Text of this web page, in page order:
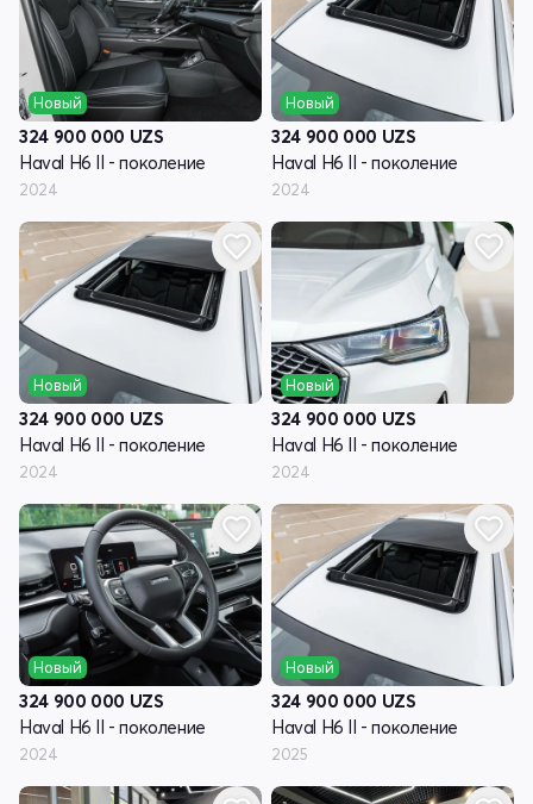
Новый
324 900 000 UZS
Haval H6 II - поколение
2024
Новый
324 900 000 UZS
Haval H6 II - поколение
2024
Новый
324 900 000 UZS
Haval H6 II - поколение
2024
Новый
324 900 000 UZS
Haval H6 II - поколение
2024
Новый
324 900 000 UZS
Haval H6 II - поколение
2024
Новый
324 900 000 UZS
Haval H6 II - поколение
2025